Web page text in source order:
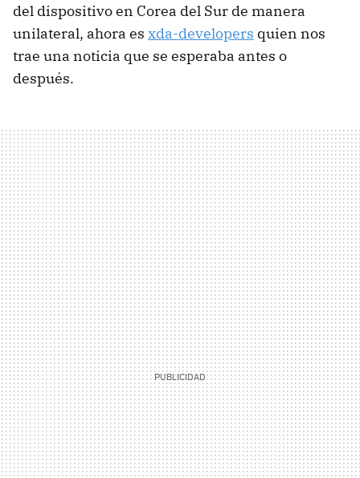
del dispositivo en Corea del Sur de manera
unilateral, ahora es xda-developers quien nos
trae una noticia que se esperaba antes o
después.